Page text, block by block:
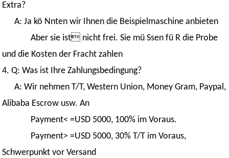
Extra?
A: Ja kö Nnten wir Ihnen die Beispielmaschine anbieten
Aber sie ist nicht frei. Sie mü Ssen fü R die Probe
und die Kosten der Fracht zahlen
4. Q: Was ist Ihre Zahlungsbedingung?
A: Wir nehmen T/T, Western Union, Money Gram, Paypal,
Alibaba Escrow usw. An
Payment< =USD 5000, 100% im Voraus.
Payment> =USD 5000, 30% T/T im Voraus,
Schwerpunkt vor Versand